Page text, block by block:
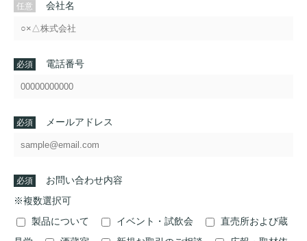
会社名
電話番号
メールアドレス
お問い合わせ内容
※複数選択可
製品について
イベント・試飲会
直売所および蔵